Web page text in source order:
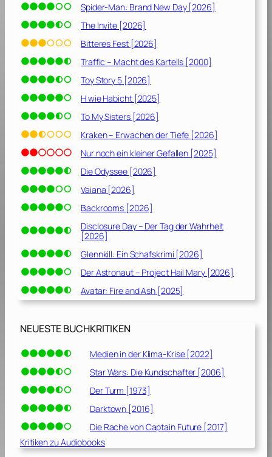
Spider-Man: Brand New Day [2026]
The Invite [2026]
Bitteres Fest [2026]
Traffic – Macht des Kartells [2000]
Toy Story 5 [2026]
H wie Habicht [2025]
To My Sisters [2026]
Kraken – Erwachen der Tiefe [2026]
Nur noch ein kleiner Gefallen [2025]
Die Odyssee [2026]
Vaiana [2026]
Backrooms [2026]
Disclosure Day – Der Tag der Wahrheit
[2026]
Glennkill: Ein Schafskrimi [2026]
Der Astronaut – Project Hail Mary [2026]
Avatar: Fire and Ash [2025]
NEUESTE BUCHKRITIKEN
Medien in der Klima-Krise [2022]
Star Wars: Die Kundschafter [2006]
Der Turm [1973]
Darktown [2016]
Die Rache von Captain Future [2017]
Kritiken zu Audiobooks